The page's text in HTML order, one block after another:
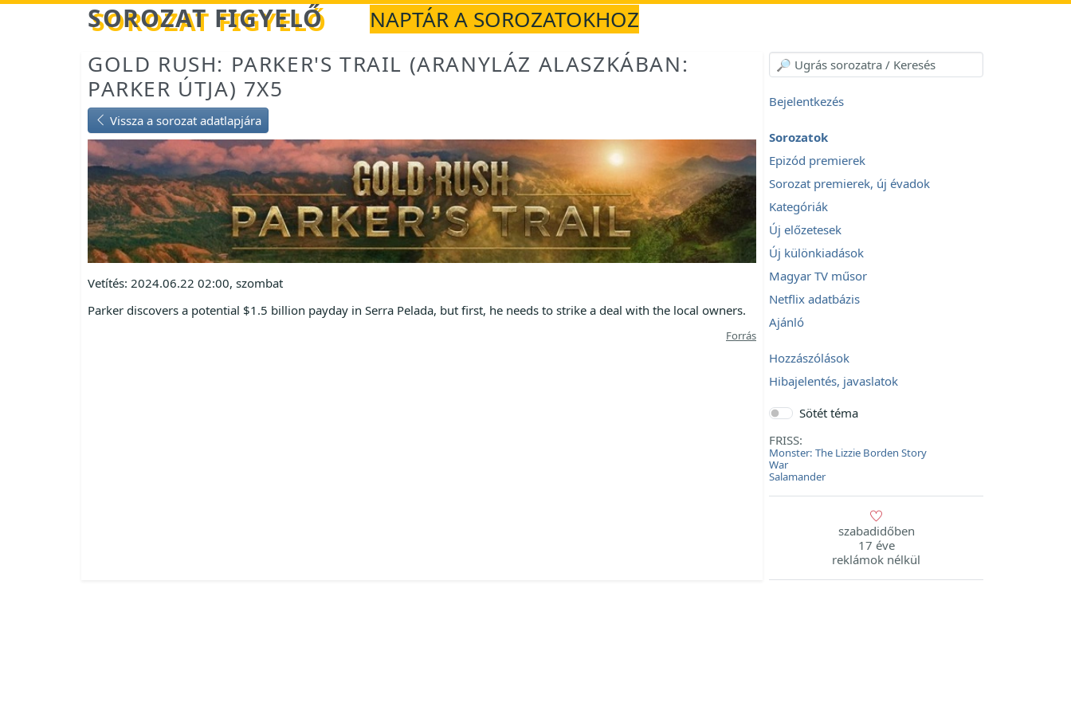
Betöltés... SOROZAT FIGYELŐ
NAPTÁR A SOROZATOKHOZ
GOLD RUSH: PARKER'S TRAIL (ARANYLÁZ ALASZKÁBAN:
PARKER ÚTJA) 7X5
Vissza a sorozat adatlapjára
Vetítés: 2024.06.22 02:00, szombat
Parker discovers a potential $1.5 billion payday in Serra Pelada, but first, he needs to strike a deal with the local owners.
Forrás
Bejelentkezés
Sorozatok
Epizód premierek
Sorozat premierek, új évadok
Kategóriák
Új előzetesek
Új különkiadások
Magyar TV műsor
Netflix adatbázis
Ajánló
Hozzászólások
Hibajelentés, javaslatok
Sötét téma
FRISS:
Monster: The Lizzie Borden Story
War
Salamander
szabadidőben
17 éve
reklámok nélkül